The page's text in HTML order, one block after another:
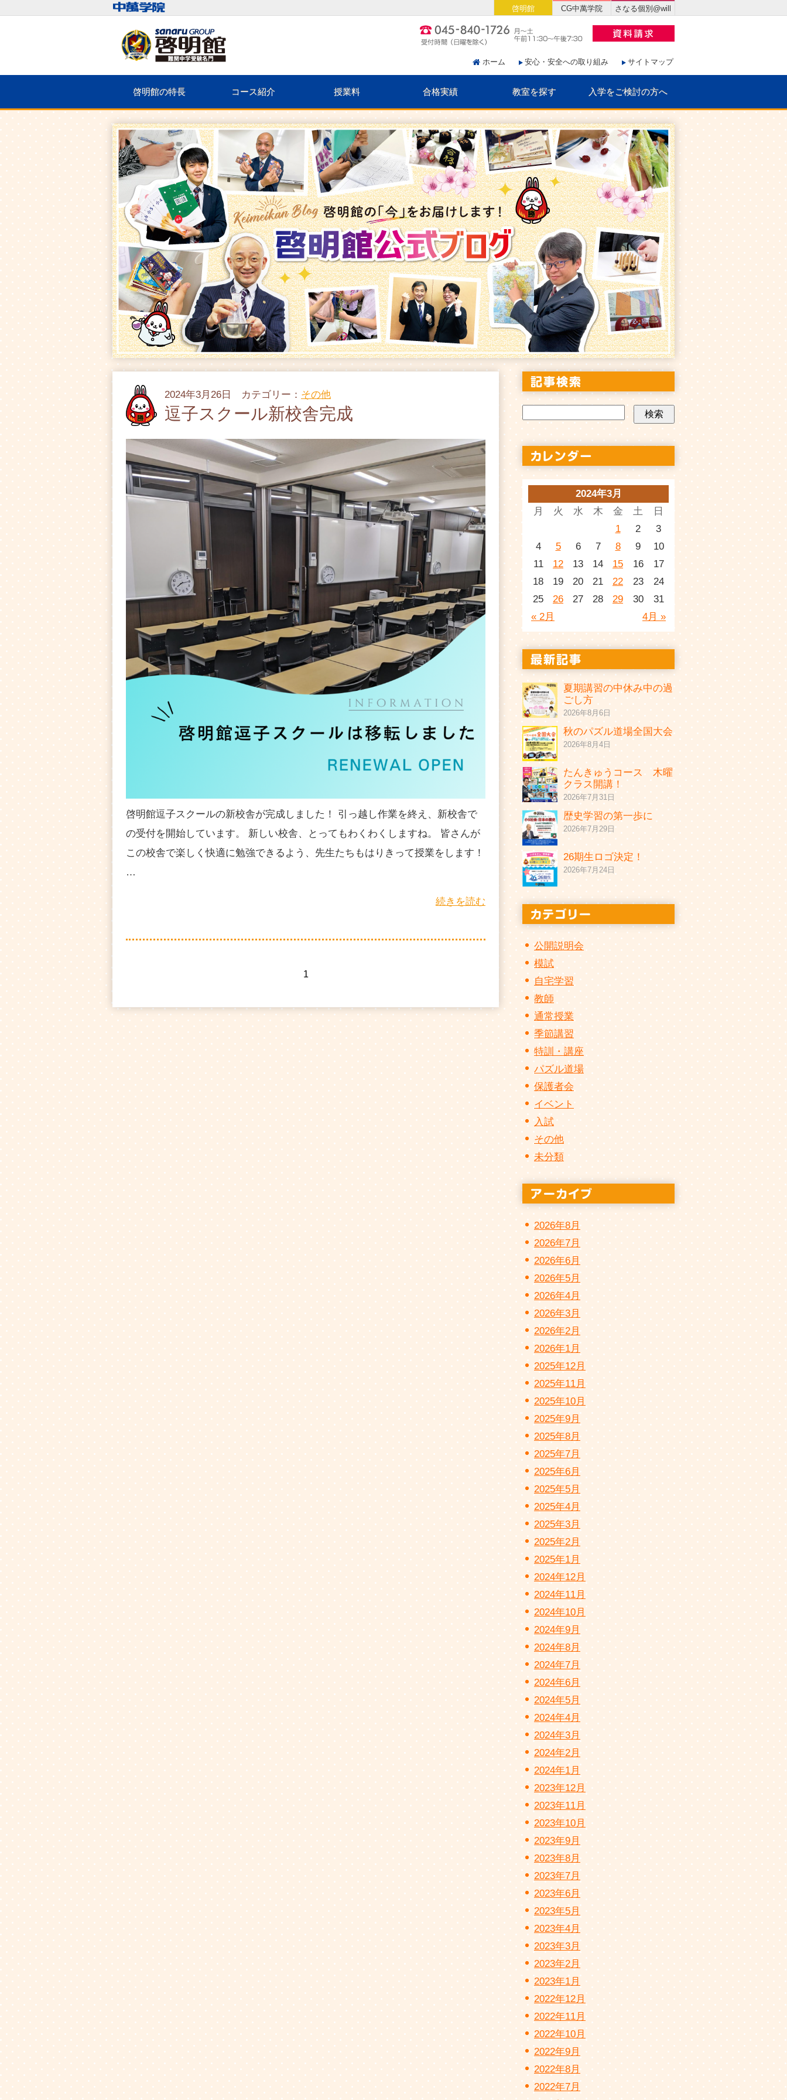
ホーム 安心・安全への取り組み サイトマップ
啓明館の特長 コース紹介 授業料 合格実績 教室を探す 入学をご検討の方へ
啓明館 CG中萬学院 さなる個別@will
2024年3月26日 カテゴリー： その他
逗子スクール新校舎完成
啓明館逗子スクールの新校舎が完成しました！ 引っ越し作業を終え、新校舎で
の受付を開始しています。 新しい校舎、とってもわくわくしますね。 皆さんが
この校舎で楽しく快適に勉強できるよう、先生たちもはりきって授業をします！
…
続きを読む
1
2024年3月
月
火 水 木 金 土 日
« 2月 4月 »
1 2
3
4
5 6 7 8 9
10
11
12 13 14 15 16
17
18
19 20 21 22 23
24
25
26 27 28 29 30 31
夏期講習の中休み中の過
ごし方
2026年8月6日
秋のパズル道場全国大会
2026年8月4日
たんきゅうコース 木曜
クラス開講！
2026年7月31日
歴史学習の第一歩に
2026年7月29日
26期生ロゴ決定！
2026年7月24日
公開説明会
模試
自宅学習
教師
通常授業
季節講習
特訓・講座
パズル道場
保護者会
イベント
入試
その他
未分類
2026年8月
2026年7月
2026年6月
2026年5月
2026年4月
2026年3月
2026年2月
2026年1月
2025年12月
2025年11月
2025年10月
2025年9月
2025年8月
2025年7月
2025年6月
2025年5月
2025年4月
2025年3月
2025年2月
2025年1月
2024年12月
2024年11月
2024年10月
2024年9月
2024年8月
2024年7月
2024年6月
2024年5月
2024年4月
2024年3月
2024年2月
2024年1月
2023年12月
2023年11月
2023年10月
2023年9月
2023年8月
2023年7月
2023年6月
2023年5月
2023年4月
2023年3月
2023年2月
2023年1月
2022年12月
2022年11月
2022年10月
2022年9月
2022年8月
2022年7月